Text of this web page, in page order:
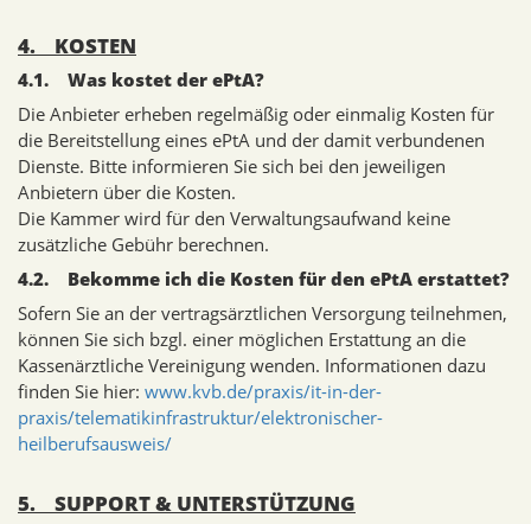
4. KOSTEN
4.1. Was kostet der ePtA?
Die Anbieter erheben regelmäßig oder einmalig Kosten für
die Bereitstellung eines ePtA und der damit verbundenen
Dienste. Bitte informieren Sie sich bei den jeweiligen
Anbietern über die Kosten.
Die Kammer wird für den Verwaltungsaufwand keine
zusätzliche Gebühr berechnen.
4.2. Bekomme ich die Kosten für den ePtA erstattet?
Sofern Sie an der vertragsärztlichen Versorgung teilnehmen,
können Sie sich bzgl. einer möglichen Erstattung an die
Kassenärztliche Vereinigung wenden. Informationen dazu
finden Sie hier: www.kvb.de/praxis/it-in-der-
praxis/telematikinfrastruktur/elektronischer-
heilberufsausweis/
5. SUPPORT & UNTERSTÜTZUNG